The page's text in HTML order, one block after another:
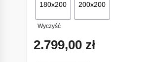
180x200 200x200
Wyczyść
2.799,00 zł